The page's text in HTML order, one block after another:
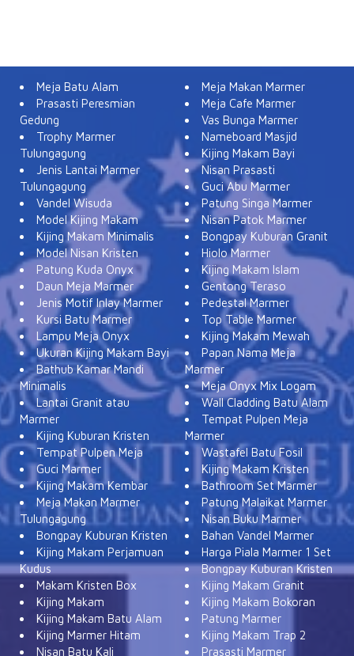
Meja Batu Alam
Prasasti Peresmian
Gedung
Trophy Marmer
Tulungagung
Jenis Lantai Marmer
Tulungagung
Vandel Wisuda
Model Kijing Makam
Kijing Makam Minimalis
Model Nisan Kristen
Patung Kuda Onyx
Daun Meja Marmer
Jenis Motif Inlay Marmer
Kursi Batu Marmer
Lampu Meja Onyx
Ukuran Kijing Makam Bayi
Bathub Kamar Mandi
Minimalis
Lantai Granit atau
Marmer
Kijing Kuburan Kristen
Tempat Pulpen Meja
Guci Marmer
Kijing Makam Kembar
Meja Makan Marmer
Tulungagung
Bongpay Kuburan Kristen
Kijing Makam Perjamuan
Kudus
Makam Kristen Box
Kijing Makam
Kijing Makam Batu Alam
Kijing Marmer Hitam
Nisan Batu Kali
Meja Makan Marmer
Meja Cafe Marmer
Vas Bunga Marmer
Nameboard Masjid
Kijing Makam Bayi
Nisan Prasasti
Guci Abu Marmer
Patung Singa Marmer
Nisan Patok Marmer
Bongpay Kuburan Granit
Hiolo Marmer
Kijing Makam Islam
Gentong Teraso
Pedestal Marmer
Top Table Marmer
Kijing Makam Mewah
Papan Nama Meja
Marmer
Meja Onyx Mix Logam
Wall Cladding Batu Alam
Tempat Pulpen Meja
Marmer
Wastafel Batu Fosil
Kijing Makam Kristen
Bathroom Set Marmer
Patung Malaikat Marmer
Nisan Buku Marmer
Bahan Vandel Marmer
Harga Piala Marmer 1 Set
Bongpay Kuburan Kristen
Kijing Makam Granit
Kijing Makam Bokoran
Patung Marmer
Kijing Makam Trap 2
Prasasti Marmer